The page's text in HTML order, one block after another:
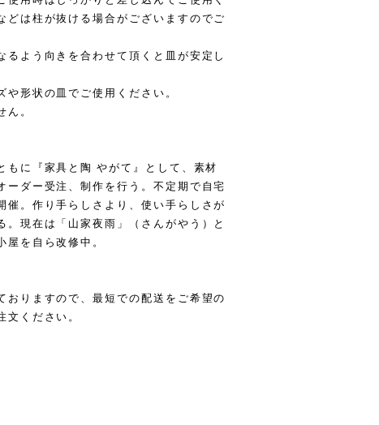
どは柱が抜ける場合がございますのでご
るよう向きを合わせて頂くと皿が安定し
や形状の皿でご使用ください。
ん。
もに『家具と陶 やがて』として、素材
ーダー受注、制作を行う。不定期で自宅
。作り手らしさより、使い手らしさが
現在は「山家夜雨」（さんがやう）と
を自ら改修中。
りますので、最短での配送をご希望の
ください。